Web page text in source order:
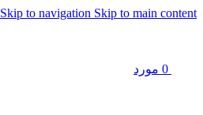
Skip to navigation Skip to main content
0 مورد